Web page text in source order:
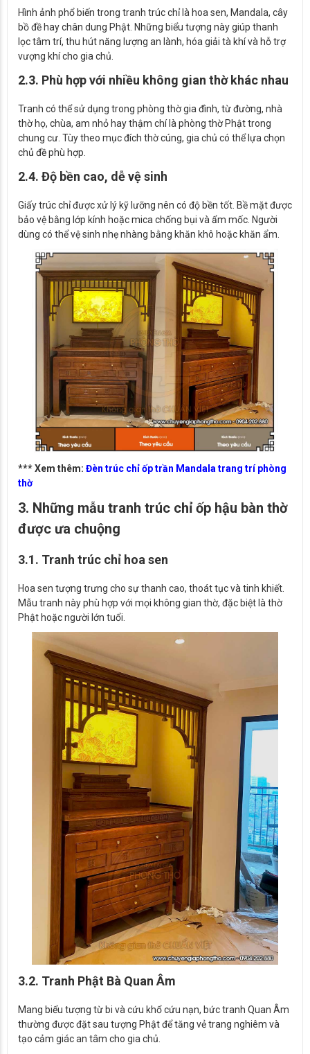
Hình ảnh phổ biến trong tranh trúc chỉ là hoa sen, Mandala, cây
bồ đề hay chân dung Phật. Những biểu tượng này giúp thanh
lọc tâm trí, thu hút năng lượng an lành, hóa giải tà khí và hỗ trợ
vượng khí cho gia chủ.
2.3. Phù hợp với nhiều không gian thờ khác nhau
Tranh có thể sử dụng trong phòng thờ gia đình, từ đường, nhà
thờ họ, chùa, am nhỏ hay thậm chí là phòng thờ Phật trong
chung cư. Tùy theo mục đích thờ cúng, gia chủ có thể lựa chọn
chủ đề phù hợp.
2.4. Độ bền cao, dễ vệ sinh
Giấy trúc chỉ được xử lý kỹ lưỡng nên có độ bền tốt. Bề mặt được
bảo vệ bằng lớp kính hoặc mica chống bụi và ẩm mốc. Người
dùng có thể vệ sinh nhẹ nhàng bằng khăn khô hoặc khăn ẩm.
*** Xem thêm: Đèn trúc chỉ ốp trần Mandala trang trí phòng
thờ
3. Những mẫu tranh trúc chỉ ốp hậu bàn thờ
được ưa chuộng
3.1. Tranh trúc chỉ hoa sen
Hoa sen tượng trưng cho sự thanh cao, thoát tục và tinh khiết.
Mẫu tranh này phù hợp với mọi không gian thờ, đặc biệt là thờ
Phật hoặc người lớn tuổi.
3.2. Tranh Phật Bà Quan Âm
Mang biểu tượng từ bi và cứu khổ cứu nạn, bức tranh Quan Âm
thường được đặt sau tượng Phật để tăng vẻ trang nghiêm và
tạo cảm giác an tâm cho gia chủ.